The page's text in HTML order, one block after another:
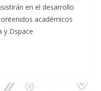
en el desarrollo
académicos
y Dspace